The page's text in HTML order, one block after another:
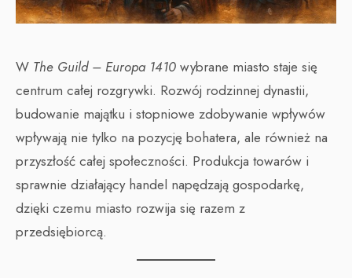
W The Guild – Europa 1410 wybrane miasto staje się
centrum całej rozgrywki. Rozwój rodzinnej dynastii,
budowanie majątku i stopniowe zdobywanie wpływów
wpływają nie tylko na pozycję bohatera, ale również na
przyszłość całej społeczności. Produkcja towarów i
sprawnie działający handel napędzają gospodarkę,
dzięki czemu miasto rozwija się razem z
przedsiębiorcą.